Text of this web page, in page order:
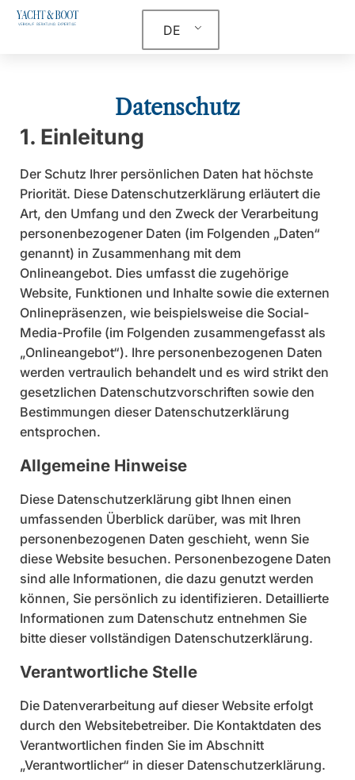
DE
Datenschutz
1. Einleitung
Der Schutz Ihrer persönlichen Daten hat höchste
Priorität. Diese Datenschutzerklärung erläutert die
Art, den Umfang und den Zweck der Verarbeitung
personenbezogener Daten (im Folgenden „Daten“
genannt) in Zusammenhang mit dem
Onlineangebot. Dies umfasst die zugehörige
Website, Funktionen und Inhalte sowie die externen
Onlinepräsenzen, wie beispielsweise die Social-
Media-Profile (im Folgenden zusammengefasst als
„Onlineangebot“). Ihre personenbezogenen Daten
werden vertraulich behandelt und es wird strikt den
gesetzlichen Datenschutzvorschriften sowie den
Bestimmungen dieser Datenschutzerklärung
entsprochen.
Allgemeine Hinweise
Diese Datenschutzerklärung gibt Ihnen einen
umfassenden Überblick darüber, was mit Ihren
personenbezogenen Daten geschieht, wenn Sie
diese Website besuchen. Personenbezogene Daten
sind alle Informationen, die dazu genutzt werden
können, Sie persönlich zu identifizieren. Detaillierte
Informationen zum Datenschutz entnehmen Sie
bitte dieser vollständigen Datenschutzerklärung.
Verantwortliche Stelle
Die Datenverarbeitung auf dieser Website erfolgt
durch den Websitebetreiber. Die Kontaktdaten des
Verantwortlichen finden Sie im Abschnitt
„Verantwortlicher“ in dieser Datenschutzerklärung.